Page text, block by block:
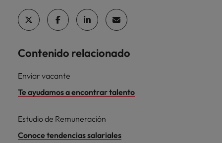
Contenido relacionado
Enviar vacante
Te ayudamos a encontrar talento
Estudio de Remuneración
Conoce tendencias salariales